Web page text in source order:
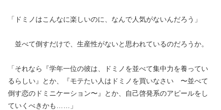
「ドミノはこんなに楽しいのに、なんで人気がないんだろう」
並べて倒すだけで、生産性がないと思われているのだろうか。
「それなら『学年一位の彼は、ドミノを並べて集中力を養ってい
るらしい』とか、『モテたい人はドミノを買いなさい 〜並べて
倒す恋のドミニケーション〜』とか、自己啓発系のアピールをし
ていくべきかも……」